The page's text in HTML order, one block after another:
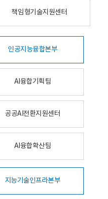
책임형기술지원센터
인공지능융합본부
AI융합기획팀
공공AI전환지원센터
AI융합확산팀
지능기술인프라본부